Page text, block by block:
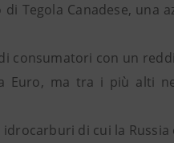
Tegola Canadese, una
consumatori con un
Euro, ma tra i più alti
di cui la